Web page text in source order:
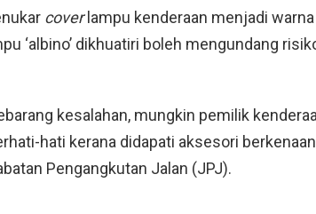
coverlampu kenderaan menjadi
‘albino’ dikhuatiri boleh mengundang
kesalahan, mungkin pemilik
hati kerana didapati aksesori
Pengangkutan Jalan (JPJ).